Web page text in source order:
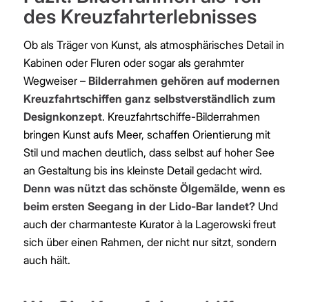
des Kreuzfahrterlebnisses
Ob als Träger von Kunst, als atmosphärisches Detail in
Kabinen oder Fluren oder sogar als gerahmter
Wegweiser – Bilderrahmen gehören auf modernen
Kreuzfahrtschiffen ganz selbstverständlich zum
Designkonzept. Kreuzfahrtschiffe-Bilderrahmen
bringen Kunst aufs Meer, schaffen Orientierung mit
Stil und machen deutlich, dass selbst auf hoher See
an Gestaltung bis ins kleinste Detail gedacht wird.
Denn was nützt das schönste Ölgemälde, wenn es
beim ersten Seegang in der Lido-Bar landet?Und
auch der charmanteste Kurator à la Lagerowski freut
sich über einen Rahmen, der nicht nur sitzt, sondern
auch hält.